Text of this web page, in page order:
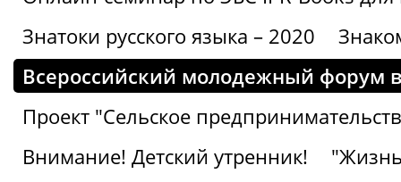
Знатоки русского языка – 2020
Всероссийский молодежный форум
Проект "Сельское
Внимание! Детский утренник!